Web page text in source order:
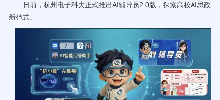
日前，杭州电子科大正式推出AI辅导员2.0版，探索高校AI思政
新范式。